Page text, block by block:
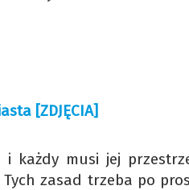
[ZDJĘCIA]
każdy musi jej
zasad trzeba po